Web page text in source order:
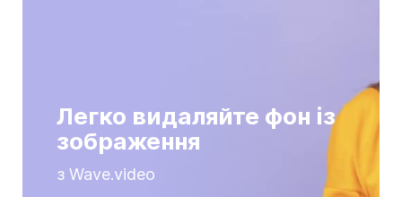
Легко видаляйте фон із
зображення
з Wave.video